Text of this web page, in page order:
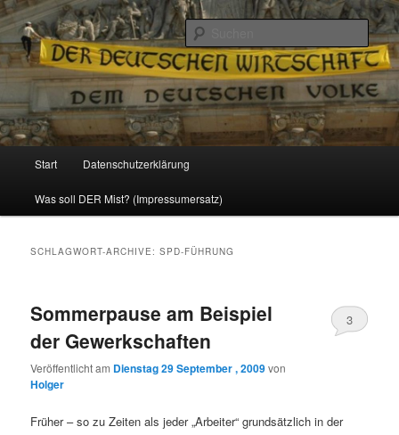
Reizzentrum
Politik, Wirtschaft, Soziales und Gesellschaft
Zum
Inhalt
Zum
sekundären
Start Datenschutzerklärung
Was soll DER Mist? (Impressumersatz)
SCHLAGWORT-ARCHIVE:SPD-FÜHRUNG
Sommerpause am Beispiel
der Gewerkschaften
Veröffentlicht am Dienstag 29 September , 2009von
Holger
3
Früher – so zu Zeiten als jeder „Arbeiter“ grundsätzlich in der